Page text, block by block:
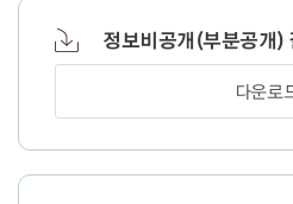
정보비공개(부분공개)
다운로